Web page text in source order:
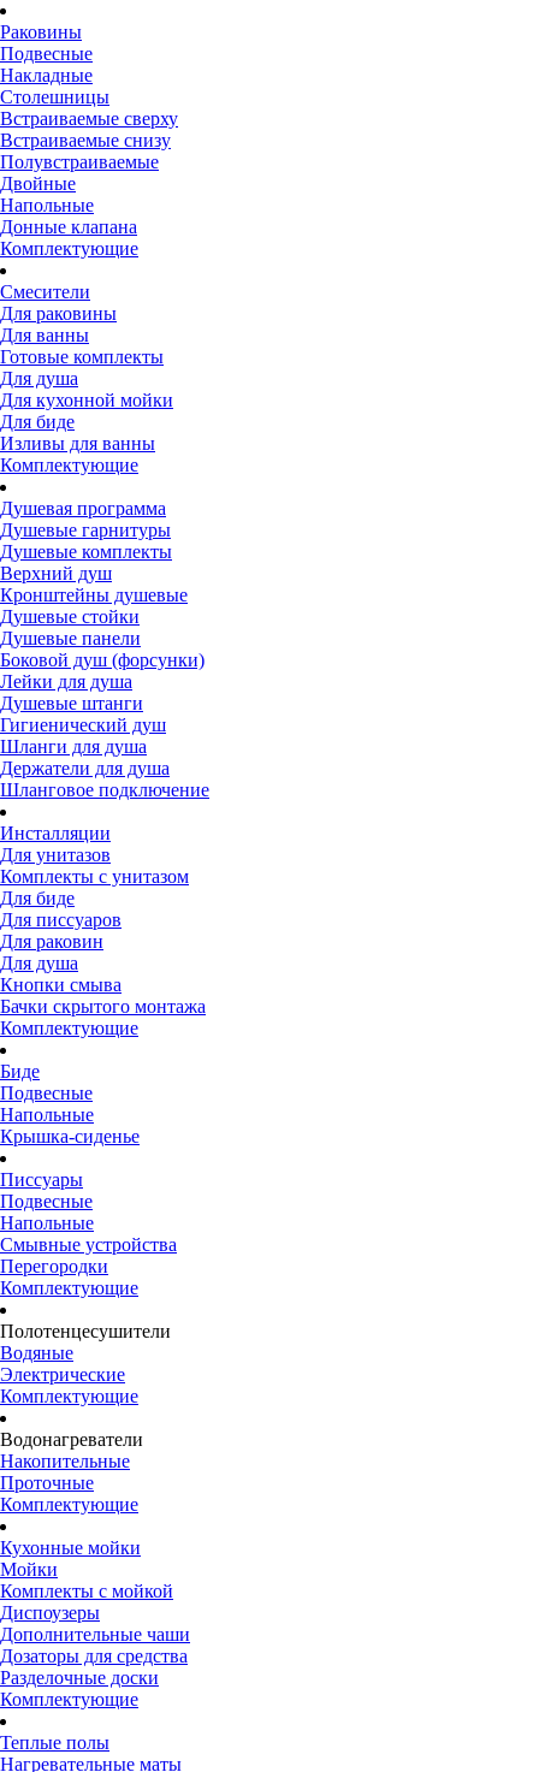
Раковины
Подвесные
Накладные
Столешницы
Встраиваемые сверху
Встраиваемые снизу
Полувстраиваемые
Двойные
Напольные
Донные клапана
Комплектующие
Смесители
Для раковины
Для ванны
Готовые комплекты
Для душа
Для кухонной мойки
Для биде
Изливы для ванны
Комплектующие
Душевая программа
Душевые гарнитуры
Душевые комплекты
Верхний душ
Кронштейны душевые
Душевые стойки
Душевые панели
Боковой душ (форсунки)
Лейки для душа
Душевые штанги
Гигиенический душ
Шланги для душа
Держатели для душа
Шланговое подключение
Инсталляции
Для унитазов
Комплекты с унитазом
Для биде
Для писсуаров
Для раковин
Для душа
Кнопки смыва
Бачки скрытого монтажа
Комплектующие
Биде
Подвесные
Напольные
Крышка-сиденье
Писсуары
Подвесные
Напольные
Смывные устройства
Перегородки
Комплектующие
Полотенцесушители
Водяные
Электрические
Комплектующие
Водонагреватели
Накопительные
Проточные
Комплектующие
Кухонные мойки
Мойки
Комплекты с мойкой
Диспоузеры
Дополнительные чаши
Дозаторы для средства
Разделочные доски
Комплектующие
Теплые полы
Нагревательные маты